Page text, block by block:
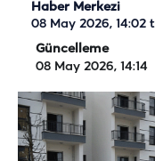
Haber Merkezi
08 May 2026, 14:02
Güncelleme
08 May 2026, 14:14